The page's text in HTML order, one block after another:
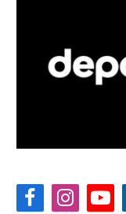
FacebookInstagram